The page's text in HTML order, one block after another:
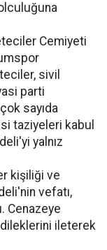
Cemiyeti
sivil
parti
sayıda
taziyeleri kabul
yalnız
kişiliği ve
vefatı,
Cenazeye
dileklerini ileterek